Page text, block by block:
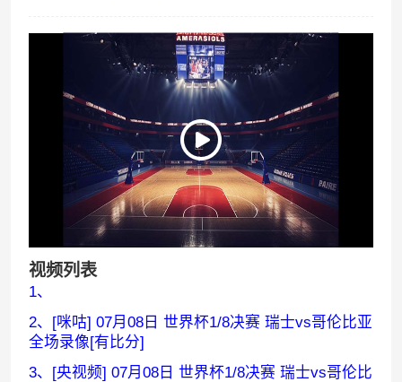
视频列表
1、
2、[咪咕] 07月08日 世界杯1/8决赛 瑞士vs哥伦比亚
全场录像[有比分]
3、[央视频] 07月08日 世界杯1/8决赛 瑞士vs哥伦比